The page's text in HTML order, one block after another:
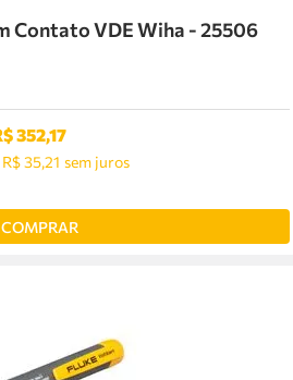
Contato VDE Wiha - 25506
352,17
R$ 35,21 sem juros
COMPRAR